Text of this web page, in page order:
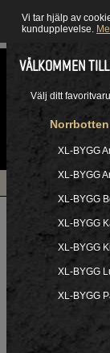
Vi tar hjälp av
kundupplevelse.
Filtrera
VÄLKOMMEN
Välj ditt
Norrbotten
XL-BYGG
XL-BYGG
XL-BYGG
XL-BYGG
XL-BYGG
XL-BYGG
XL-BYGG